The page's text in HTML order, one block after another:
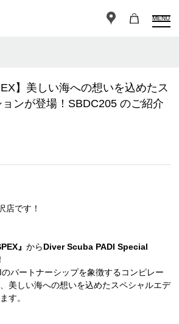
MENU
】美しい海への想いを込めたス
ンが登場！SBDC205 のご紹介
店です！
』 からDiver Scuba PADI Special
パートナーシップを象徴するコンピレー
美しい海への想いを込めたスペシャルエデ
す。